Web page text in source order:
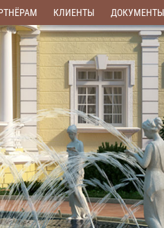
КЛИЕНТЫ ДОКУМЕНТЫ